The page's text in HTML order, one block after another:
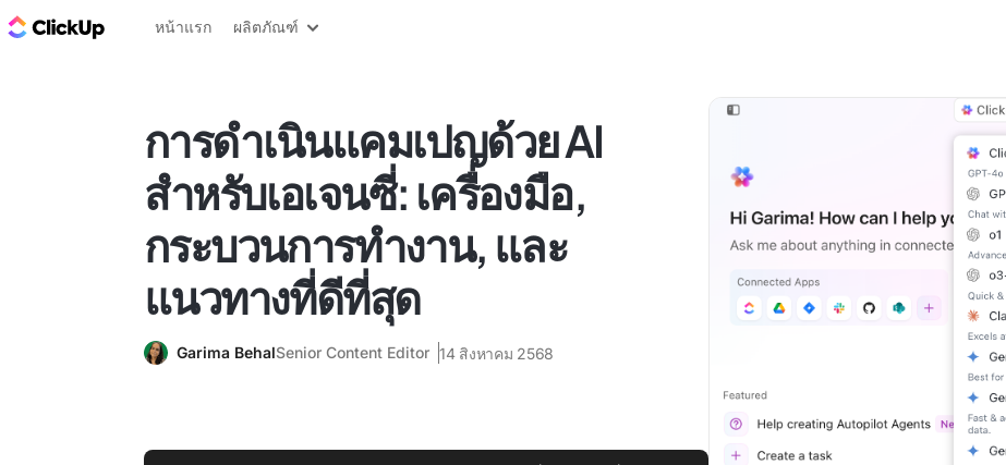
บล็อก ClickUp
หน้าแรก ผลิตภัณฑ์
การดำเนินแคมเปญด้วย AI
สำหรับเอเจนซี่: เครื่องมือ,
กระบวนการทำงาน, และ
แนวทางที่ดีที่สุด
Garima BehalSenior Content Editor 14 สิงหาคม 2568